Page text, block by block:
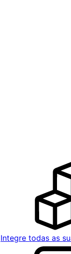
Integre todas as